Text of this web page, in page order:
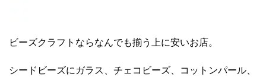
ビーズクラフトならなんでも揃う上に安いお店。
シードビーズにガラス、チェコビーズ、コットンパール、